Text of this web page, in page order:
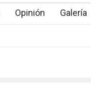
Opinión Galería